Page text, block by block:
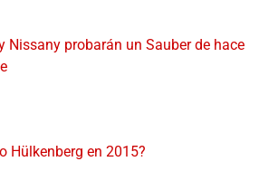
Nissany probarán un Sauber de hace
Hülkenberg en 2015?